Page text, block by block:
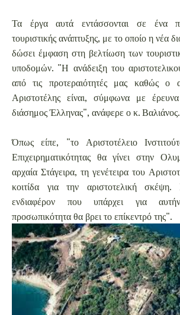
Τα έργα αυτά εντάσσονται σε ένα
τουριστικής ανάπτυξης, με το οποίο η νέα
δώσει έμφαση στη βελτίωση των
υποδομών. "Η ανάδειξη του
από τις προτεραιότητές μας καθώς ο
Αριστοτέλης είναι, σύμφωνα με
διάσημος Έλληνας", ανάφερε ο κ. Βαλιάνος.
Όπως είπε, "το Αριστοτέλειο
Επιχειρηματικότητας θα γίνει στην
αρχαία Στάγειρα, τη γενέτειρα του
κοιτίδα για την αριστοτελική
ενδιαφέρον που υπάρχει για
προσωπικότητα θα βρει το επίκεντρό της".